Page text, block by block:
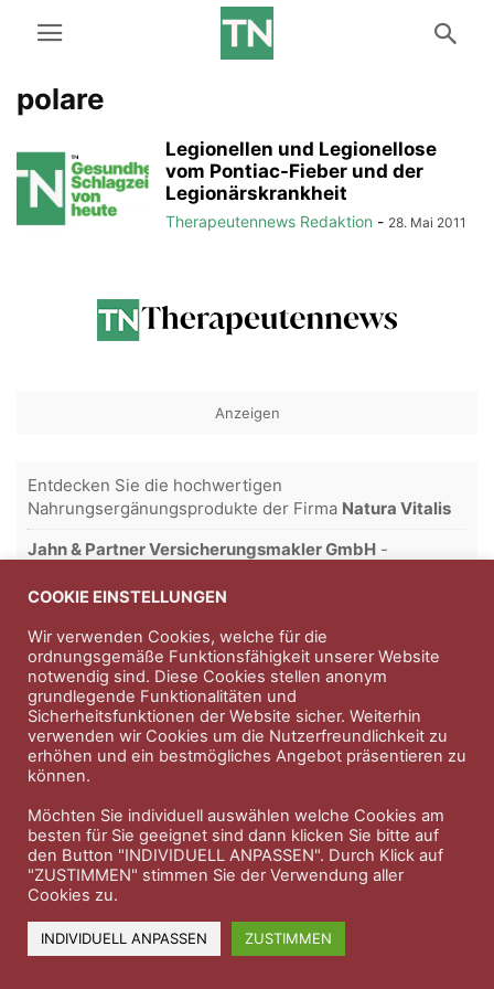
polare
Legionellen und Legionellose
vom Pontiac-Fieber und der
Legionärskrankheit
Therapeutennews Redaktion - 28. Mai 2011
Anzeigen
Entdecken Sie die hochwertigen
Nahrungsergänungsprodukte der Firma Natura Vitalis
Jahn & Partner Versicherungsmakler GmbH -
Professioneller Rundumschutz seit über 30 Jahren.
Impressum Nutzungsbedingungen
Datenschutzerklärung Therapeutenkatalog Über uns
COOKIE EINSTELLUNGEN
Wir verwenden Cookies, welche für die
ordnungsgemäße Funktionsfähigkeit unserer Website
notwendig sind. Diese Cookies stellen anonym
grundlegende Funktionalitäten und
Sicherheitsfunktionen der Website sicher. Weiterhin
verwenden wir Cookies um die Nutzerfreundlichkeit zu
erhöhen und ein bestmögliches Angebot präsentieren zu
können.
Möchten Sie individuell auswählen welche Cookies am
besten für Sie geeignet sind dann klicken Sie bitte auf
den Button "INDIVIDUELL ANPASSEN". Durch Klick auf
"ZUSTIMMEN" stimmen Sie der Verwendung aller
Cookies zu.
INDIVIDUELL ANPASSEN ZUSTIMMEN